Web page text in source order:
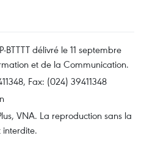
délivré le 11 septembre
et de la Communication.
Fax: (024) 39411348
VNA. La reproduction sans la
interdite.